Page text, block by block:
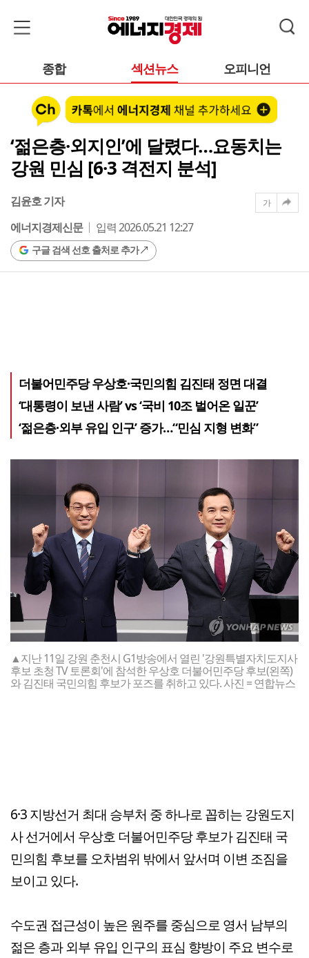
종합 섹션뉴스 오피니언
‘젊은층·외지인’에 달렸다…요동치는
강원 민심 [6·3 격전지 분석]
김윤호 기자
에너지경제신문
입력 2026.05.21 12:27
구글 검색 선호 출처로 추가
가
더불어민주당 우상호·국민의힘 김진태 정면 대결
‘대통령이 보낸 사람’ vs ‘국비 10조 벌어온 일꾼’
‘젊은층·외부 유입 인구’ 증가…“민심 지형 변화”
▲지난 11일 강원 춘천시 G1방송에서 열린 '강원특별자치도지사
후보 초청 TV 토론회'에 참석한 우상호 더불어민주당 후보(왼쪽)
와 김진태 국민의힘 후보가 포즈를 취하고 있다. 사진 = 연합뉴스
6·3 지방선거 최대 승부처 중 하나로 꼽히는 강원도지
사 선거에서 우상호 더불어민주당 후보가 김진태 국
민의힘 후보를 오차범위 밖에서 앞서며 이변 조짐을
보이고 있다.
수도권 접근성이 높은 원주를 중심으로 영서 남부의
젊은 층과 외부 유입 인구의 표심 향방이 주요 변수로